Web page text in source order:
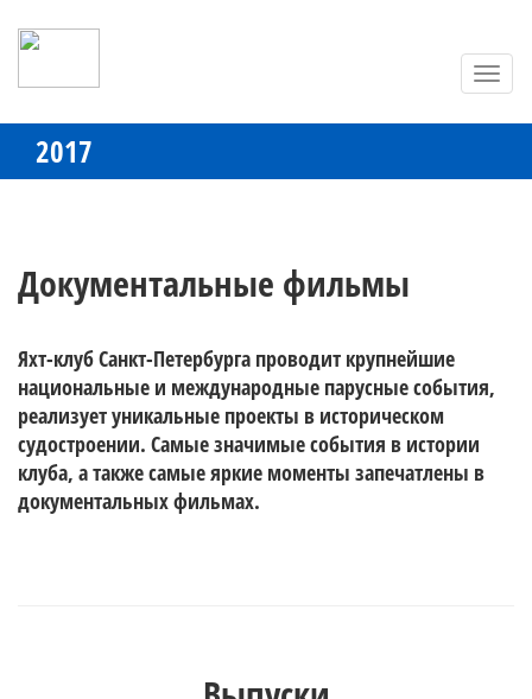
2017
Документальные фильмы
Яхт-клуб Санкт-Петербурга проводит крупнейшие
национальные и международные парусные события,
реализует уникальные проекты в историческом
судостроении. Самые значимые события в истории
клуба, а также самые яркие моменты запечатлены в
документальных фильмах.